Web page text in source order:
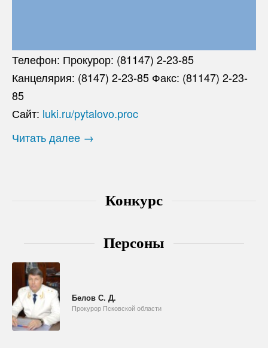
Телефон: Прокурор: (81147) 2-23-85
Канцелярия: (8147) 2-23-85 Факс: (81147) 2-23-
85
Сайт: luki.ru/pytalovo.proc
Читать далее →
Конкурс
Персоны
Белов С. Д.
Прокурор Псковской области